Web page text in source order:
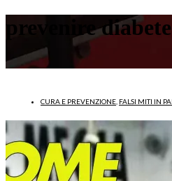
prevenire diabete
CURA E PREVENZIONE FALSI MITI IN